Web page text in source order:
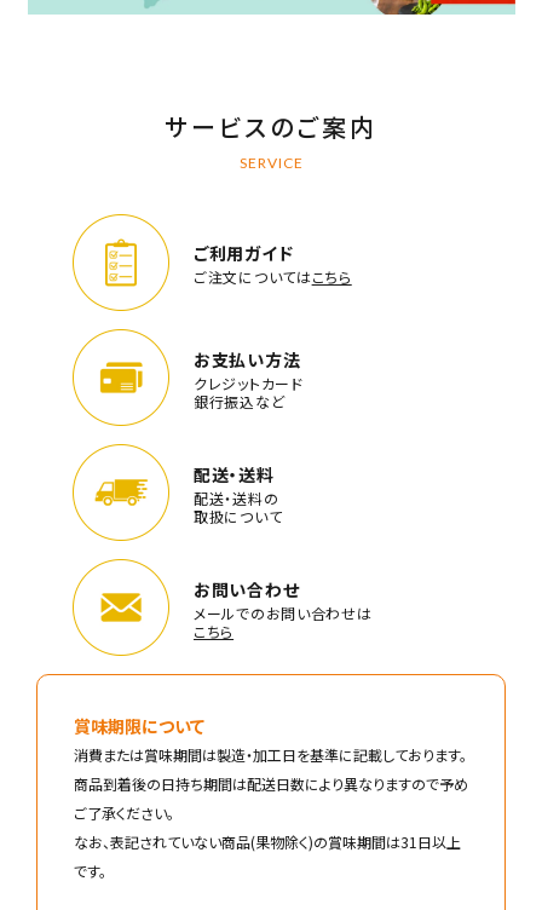
サービスのご案内
SERVICE
ご利用ガイド
ご注文についてはこちら
お支払い方法
クレジットカード
銀行振込など
配送・送料
配送・送料の
取扱について
お問い合わせ
メールでのお問い合わせは
こちら
賞味期限について
消費または賞味期間は製造・加工日を基準に記載しております。
商品到着後の日持ち期間は配送日数により異なりますので予め
ご了承ください。
なお、表記されていない商品(果物除く)の賞味期間は31日以上
です。